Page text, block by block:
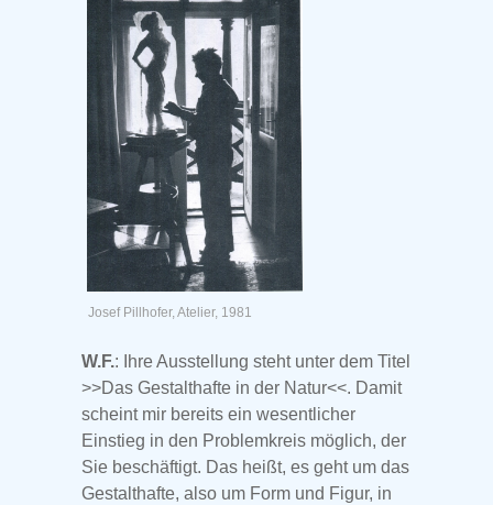
Josef Pillhofer, Atelier, 1981
W.F.: Ihre Ausstellung steht unter dem Titel
>>Das Gestalthafte in der Natur<<. Damit
scheint mir bereits ein wesentlicher
Einstieg in den Problemkreis möglich, der
Sie beschäftigt. Das heißt, es geht um das
Gestalthafte, also um Form und Figur, in